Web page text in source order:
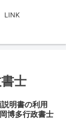
LINK
士
明書の利用
博多行政書士